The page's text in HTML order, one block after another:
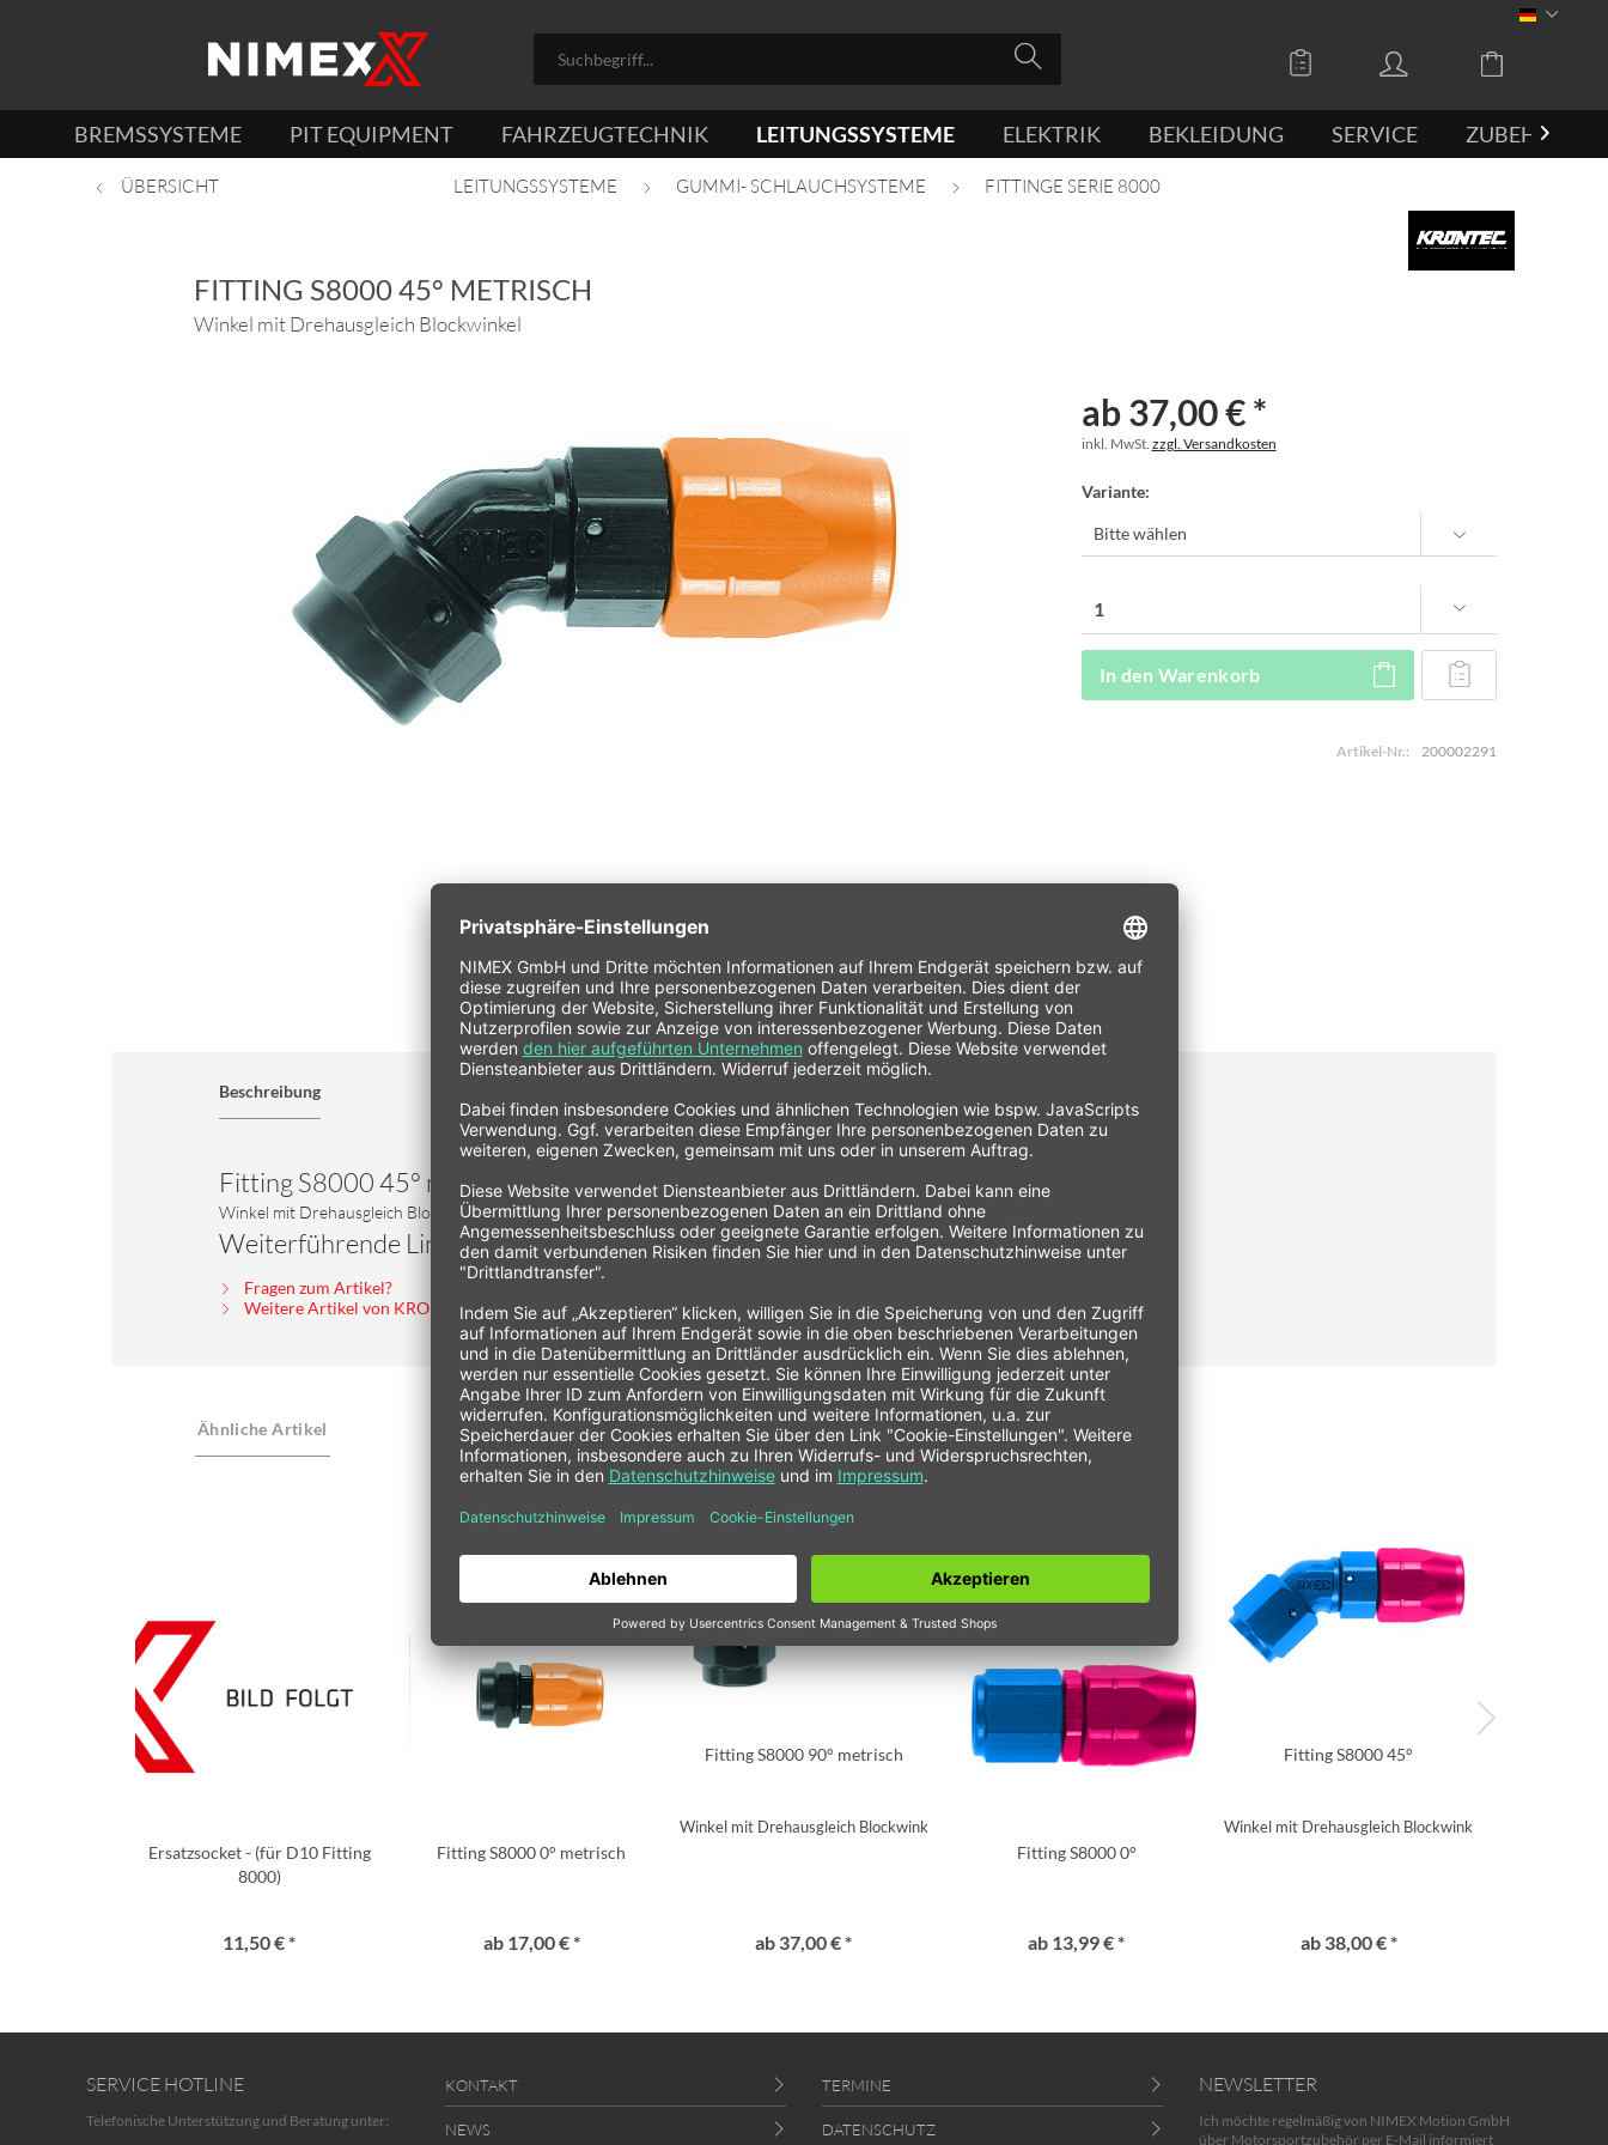
DEUTSCH
BREMSSYSTEME PIT EQUIPMENT FAHRZEUGTECHNIK LEITUNGSSYSTEME ELEKTRIK BEKLEIDUNG SERVICE ZUBEHÖR

ÜBERSICHT LEITUNGSSYSTEME GUMMI- SCHLAUCHSYSTEME FITTINGE SERIE 8000
FITTING S8000 45° METRISCH
Winkel mit Drehausgleich Blockwinkel
ab 37,00 € *
inkl. MwSt. zzgl. Versandkosten
Variante:
In den Warenkorb
Artikel-Nr.: 200002291
Beschreibung
Fitting S8000 45° metrisch
Winkel mit Drehausgleich Blockwinkel
Weiterführende Links zu "Fitting S8000 45° metrisch"
Fragen zum Artikel?
Weitere Artikel von KRONTEC Maschinenbau GmbH
Ähnliche Artikel
Ersatzsocket - (für D10 Fitting
8000)
11,50 € *
Fitting S8000 0° metrisch
ab 17,00 € *
Fitting S8000 90° metrisch
Winkel mit Drehausgleich Blockwinkel
ab 37,00 € *
Fitting S8000 0°
ab 13,99 € *
Fitting S8000 45°
Winkel mit Drehausgleich Blockwinkel
ab 38,00 € *
SERVICE HOTLINE
Telefonische Unterstützung und Beratung unter:
KONTAKT
NEWS
TERMINE
DATENSCHUTZ
NEWSLETTER
Ich möchte regelmäßig von NIMEX Motion GmbH
über Motorsportzubehör per E-Mail informiert